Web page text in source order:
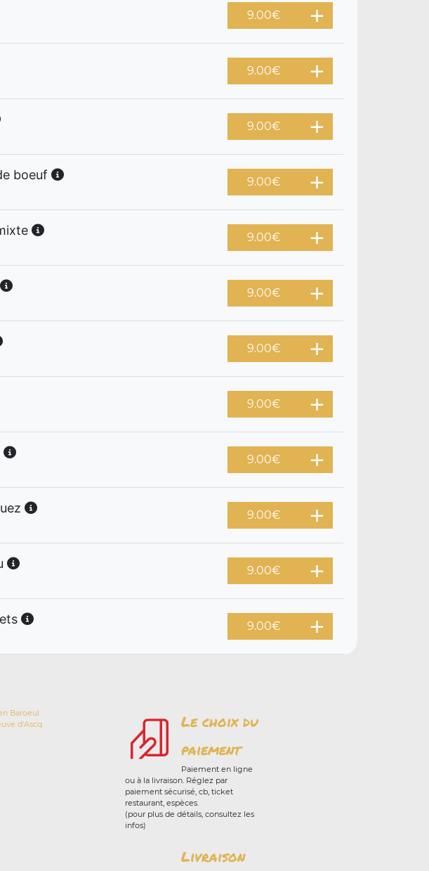
9.00€
9.00€
9.00€
boeuf 9.00€
9.00€
9.00€
9.00€
9.00€
9.00€
9.00€
9.00€
9.00€
Baroeul
d'Ascq
Le choix du
paiement
Paiement en ligne
ou à la livraison. Réglez par
paiement sécurisé, cb, ticket
restaurant, espèces.
(pour plus de détails, consultez les
infos)
Livraison